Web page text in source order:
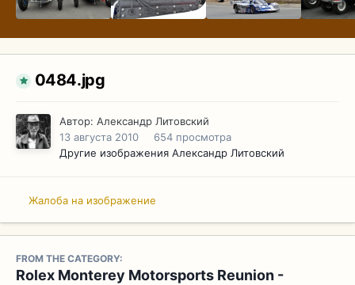
0484.jpg
Автор: Александр Литовский
13 августа 2010
654 просмотра
Другие изображения Александр Литовский
Жалоба на изображение
FROM THE CATEGORY:
Rolex Monterey Motorsports Reunion -